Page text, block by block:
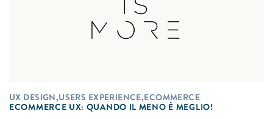
UX DESIGN,USERS EXPERIENCE,ECOMMERCE
ECOMMERCE UX: QUANDO IL MENO È MEGLIO!